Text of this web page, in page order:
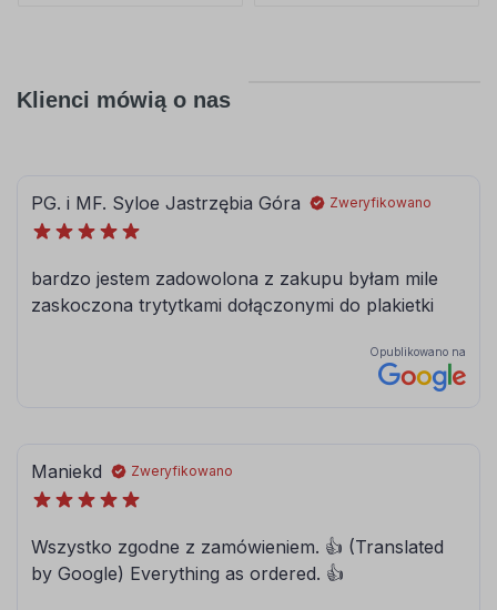
Klienci mówią o nas